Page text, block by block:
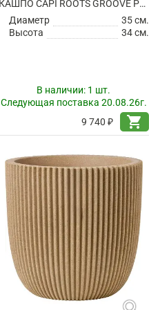
КАШПО CAPI ROOTS GROOVE PLANTER BALL ANTHRACITE
Диаметр
35 см.
Высота
34 см.
В наличии: 1 шт.
Следующая поставка 20.08.26г.
9 740 ₽
shopping_cart